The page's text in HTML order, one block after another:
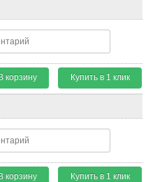
корзину Купить в 1 клик
корзину Купить в 1 клик